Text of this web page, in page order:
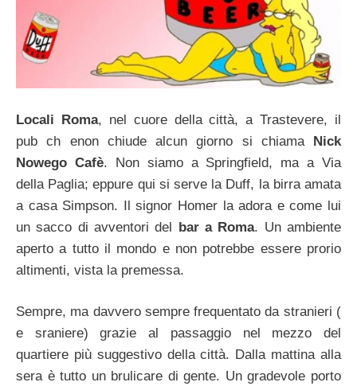
Locali Roma, nel cuore della città, a Trastevere, il
pub ch enon chiude alcun giorno si chiama Nick
Nowego Cafè. Non siamo a Springfield, ma a Via
della Paglia; eppure qui si serve la Duff, la birra amata
a casa Simpson. Il signor Homer la adora e come lui
un sacco di avventori del bar a Roma. Un ambiente
aperto a tutto il mondo e non potrebbe essere prorio
altimenti, vista la premessa.
Sempre, ma davvero sempre frequentato da stranieri (
e sraniere) grazie al passaggio nel mezzo del
quartiere più suggestivo della città. Dalla mattina alla
sera è tutto un brulicare di gente. Un gradevole porto